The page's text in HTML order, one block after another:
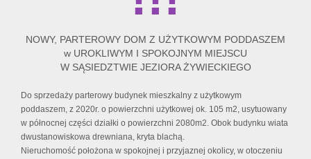
NOWY, PARTEROWY DOM Z UŻYTKOWYM PODDASZEM
w UROKLIWYM I SPOKOJNYM MIEJSCU
W SĄSIEDZTWIE JEZIORA ŻYWIECKIEGO
Do sprzedaży parterowy budynek mieszkalny z użytkowym
poddaszem, z 2020r. o powierzchni użytkowej ok. 105 m2, usytuowany
w północnej części działki o powierzchni 2080m2. Obok budynku wiata
dwustanowiskowa drewniana, kryta blachą.
Nieruchomość położona w spokojnej i przyjaznej okolicy, w otoczeniu